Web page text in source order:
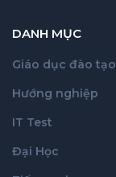
DANH MỤC
Giáo dục đào tạo
Hướng nghiệp
IT Test
Đại Học